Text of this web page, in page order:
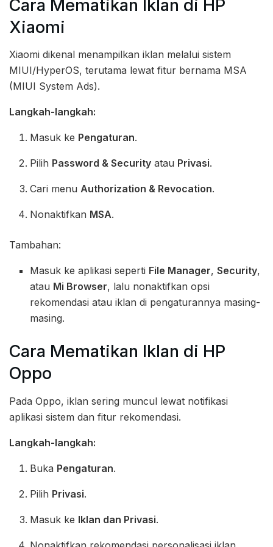
Cara Mematikan Iklan di HP
Xiaomi
Xiaomi dikenal menampilkan iklan melalui sistem
MIUI/HyperOS, terutama lewat fitur bernama MSA
(MIUI System Ads).
Langkah-langkah:
Masuk ke Pengaturan.
Pilih Password & Security atau Privasi.
Cari menuAuthorization & Revocation.
Nonaktifkan MSA.
Tambahan:
Masuk ke aplikasi seperti File Manager,Security,
atau Mi Browser, lalu nonaktifkan opsi
rekomendasi atau iklan di pengaturannya masing-
masing.
Cara Mematikan Iklan di HP
Oppo
Pada Oppo, iklan sering muncul lewat notifikasi
aplikasi sistem dan fitur rekomendasi.
Langkah-langkah:
Buka Pengaturan.
Pilih Privasi.
Masuk ke Iklan dan Privasi.